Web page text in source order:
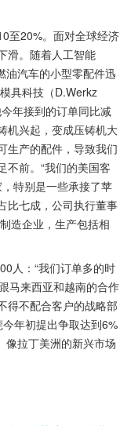
至20%。面对全球经济
滑。随着人工智能
油汽车的小型零配件迅
具科技（D.Werkz
年接到的订单同比减
机兴起，变成压铸机大
生产的配件，导致我们
不前。“我们的美国客
特别是一些承接了苹
比七成，公司执行董事
造企业，生产包括相
人：“我们订单多的时
马来西亚和越南的合作
得不配合客户的战略部
年初提出争取达到6%
像拉丁美洲的新兴市场